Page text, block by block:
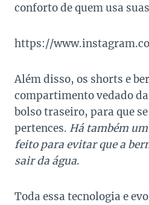
conforto de quem usa
https://
Além disso, os shorts e
compartimento vedado
bolso traseiro, para que
pertences. Há também
feito para evitar que a
sair da água.
Toda essa tecnologia e